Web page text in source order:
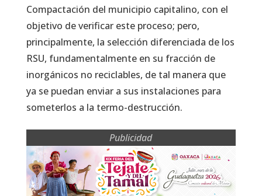
Compactación del municipio capitalino, con el
objetivo de verificar este proceso; pero,
principalmente, la selección diferenciada de los
RSU, fundamentalmente en su fracción de
inorgánicos no reciclables, de tal manera que
ya se puedan enviar a sus instalaciones para
someterlos a la termo-destrucción.
Publicidad